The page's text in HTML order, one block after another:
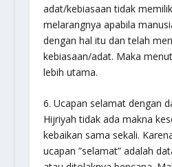
adat/kebiasaan tidak
melarangnya apabila
dengan hal itu dan telah
kebiasaan/adat. Maka
lebih utama.
6. Ucapan selamat dengan
Hijriyah tidak ada makna
kebaikan sama sekali.
ucapan ”selamat”adalah